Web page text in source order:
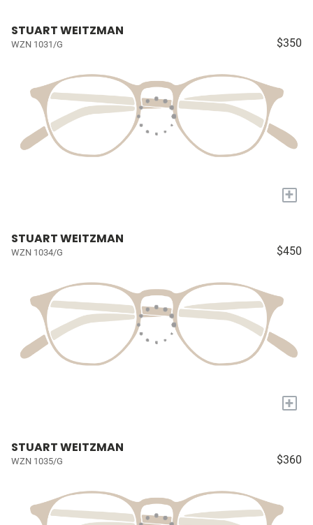
STUART WEITZMAN
WZN 1031/G $350
+
STUART WEITZMAN
WZN 1034/G $450
+
STUART WEITZMAN
WZN 1035/G $360